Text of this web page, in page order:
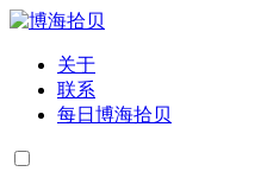
关于
联系
每日博海拾贝